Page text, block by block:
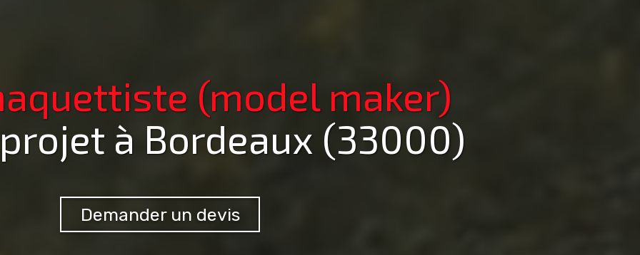
(model maker)
à Bordeaux (33000)
Demander un devis